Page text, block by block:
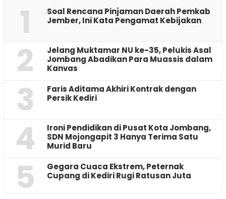
1
‎Soal Rencana Pinjaman Daerah Pemkab
Jember, Ini Kata Pengamat Kebijakan ‎
2
Jelang Muktamar NU ke-35, Pelukis Asal
Jombang Abadikan Para Muassis dalam
Kanvas
3
Faris Aditama Akhiri Kontrak dengan
Persik Kediri
4
Ironi Pendidikan di Pusat Kota Jombang,
SDN Mojongapit 3 Hanya Terima Satu
Murid Baru
5
‎Gegara Cuaca Ekstrem, Peternak
Cupang di Kediri Rugi Ratusan Juta